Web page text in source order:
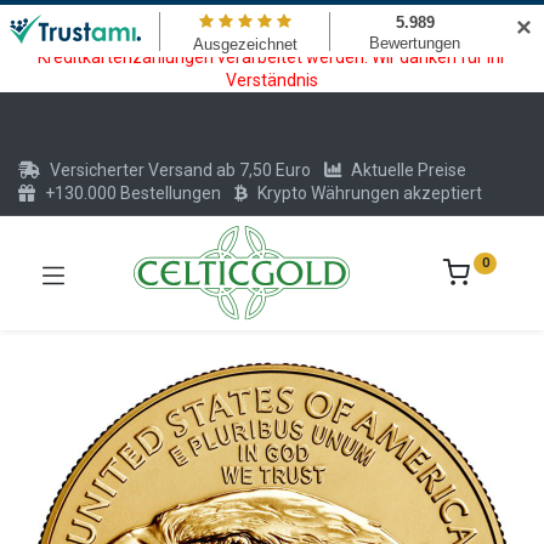
Wartungsarbeiten am Kreditkarten und Krypto Bezahlmodul. In der
Zeit vom 20.07. - 09.08.2026 können keine Krypto oder
Kreditkartenzahlungen verarbeitet werden. Wir danken für Ihr
Verständnis
Versicherter Versand ab 7,50 Euro
Aktuelle Preise
+130.000 Bestellungen
Krypto Währungen akzeptiert
0
✕